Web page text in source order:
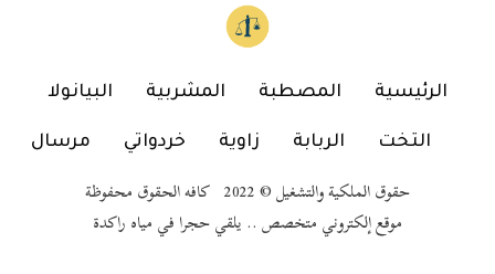
الرئيسية المصطبة المشربية البيانولا
التخت الربابة زاوية خردواتي مرسال
حقوق الملكية والتشغيل © 2022 كافه الحقوق محفوظة
موقع إلكتروني متخصص .. يلقي حجرا في مياه راكدة